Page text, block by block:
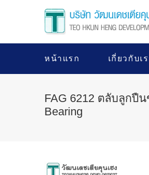
หน้าแรก เกี่ยวกับเ
FAG 6212 ตลับลูกปืน
Bearing